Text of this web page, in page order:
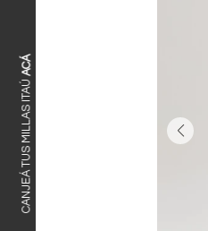
CANJEÁ TUS MILLAS ITAÚ
ACÁ